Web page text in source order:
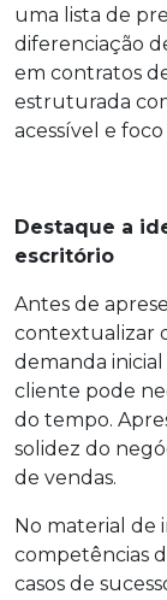
uma lista de
diferenciação
em contratos
estruturada
acessível e
Destaque a
escritório
Antes de
contextualizar
demanda
cliente pode
do tempo.
solidez do
de vendas.
No material de
competências
casos de